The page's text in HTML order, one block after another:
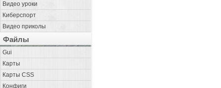
Видео уроки
Киберспорт
Видео приколы
Файлы
Gui
Карты
Карты CSS
Конфиги